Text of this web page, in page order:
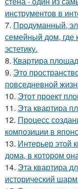
инструментов в
7. Продуманный,
семейный дом, где
эстетику.
8. Квартира
9. Это
повседневной
10. Этот проект
11. Эта квартира
12. Процесс
композиции в
13. Интерьер этой
дома, в котором
14. Эта квартира
исторический